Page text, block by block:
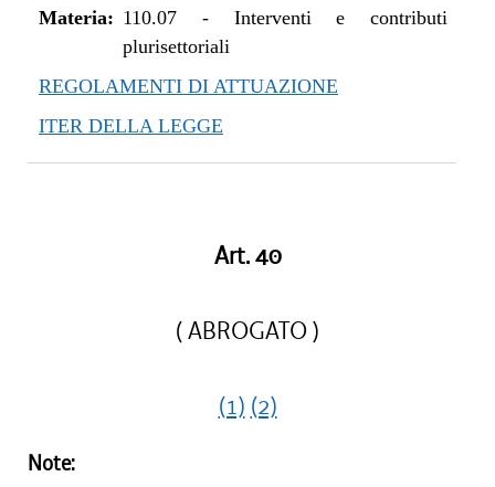
Materia: 110.07- Interventi e contributi
plurisettoriali
REGOLAMENTI DI ATTUAZIONE
ITER DELLA LEGGE
Art. 40
( ABROGATO )
(1) (2)
Note: